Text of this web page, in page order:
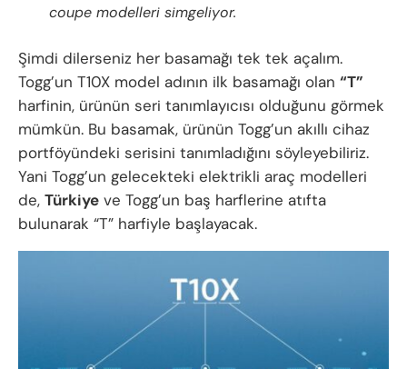
coupe modelleri simgeliyor.
Şimdi dilerseniz her basamağı tek tek açalım.
Togg’un T10X model adının ilk basamağı olan “T”
harfinin, ürünün seri tanımlayıcısı olduğunu görmek
mümkün. Bu basamak, ürünün Togg’un akıllı cihaz
portföyündeki serisini tanımladığını söyleyebiliriz.
Yani Togg’un gelecekteki elektrikli araç modelleri
de, Türkiye ve Togg’un baş harflerine atıfta
bulunarak “T” harfiyle başlayacak.